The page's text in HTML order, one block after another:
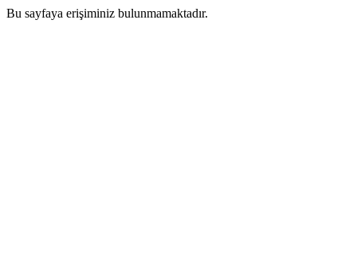
Bu sayfaya erişiminiz bulunmamaktadır.